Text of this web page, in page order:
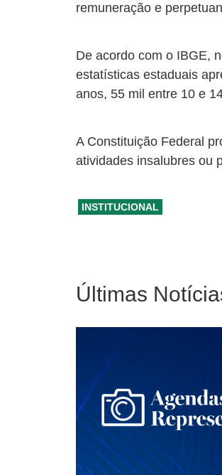
remuneração e
De acordo com o IBGE,
estatísticas estaduais
anos, 55 mil entre 10 e
A Constituição Federal
atividades insalubres ou
INSTITUCIONAL
Últimas